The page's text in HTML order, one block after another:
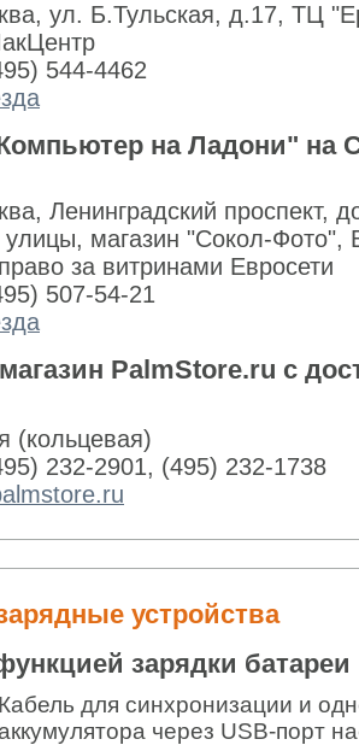
ул. Б.Тульская, д.17, ТЦ
544-4462
на Ладони" на
Ленинградский проспект,
улицы, магазин "Сокол-
за витринами Евросети
507-54-21
PalmStore.ru с
(кольцевая)
232-2901, (495) 232-1738
устройства
зарядки
Кабель для синхронизации и
через USB-порт